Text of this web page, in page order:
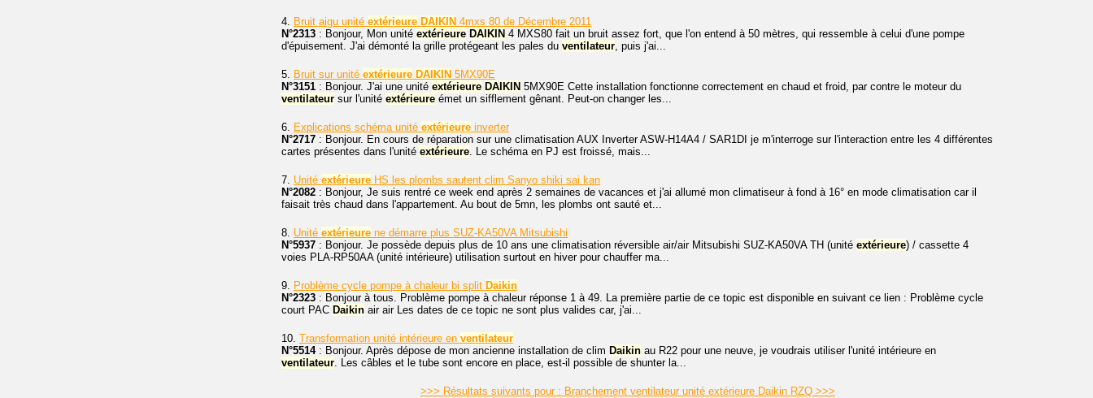
4. Bruit aigu unité extérieure DAIKIN 4mxs 80 de Décembre 2011
N°2313 : Bonjour, Mon unité extérieure DAIKIN 4 MXS80 fait un bruit assez fort, que l'on entend à 50 mètres, qui ressemble à celui d'une pompe
d'épuisement. J'ai démonté la grille protégeant les pales du ventilateur, puis j'ai...
5. Bruit sur unité extérieure DAIKIN 5MX90E
N°3151 : Bonjour. J'ai une unité extérieure DAIKIN 5MX90E Cette installation fonctionne correctement en chaud et froid, par contre le moteur du
ventilateur sur l'unité extérieure émet un sifflement gênant. Peut-on changer les...
6. Explications schéma unité extérieure inverter
N°2717 : Bonjour. En cours de réparation sur une climatisation AUX Inverter ASW-H14A4 / SAR1DI je m'interroge sur l'interaction entre les 4 différentes
cartes présentes dans l'unité extérieure. Le schéma en PJ est froissé, mais...
7. Unité extérieure HS les plombs sautent clim Sanyo shiki sai kan
N°2082 : Bonjour, Je suis rentré ce week end après 2 semaines de vacances et j'ai allumé mon climatiseur à fond à 16° en mode climatisation car il
faisait très chaud dans l'appartement. Au bout de 5mn, les plombs ont sauté et...
8. Unité extérieure ne démarre plus SUZ-KA50VA Mitsubishi
N°5937 : Bonjour. Je possède depuis plus de 10 ans une climatisation réversible air/air Mitsubishi SUZ-KA50VA TH (unité extérieure) / cassette 4
voies PLA-RP50AA (unité intérieure) utilisation surtout en hiver pour chauffer ma...
9. Problème cycle pompe à chaleur bi split Daikin
N°2323 : Bonjour à tous. Problème pompe à chaleur réponse 1 à 49. La première partie de ce topic est disponible en suivant ce lien : Problème cycle
court PAC Daikin air air Les dates de ce topic ne sont plus valides car, j'ai...
10. Transformation unité intérieure en ventilateur
N°5514: Bonjour. Après dépose de mon ancienne installation de clim Daikin au R22 pour une neuve, je voudrais utiliser l'unité intérieure en
ventilateur. Les câbles et le tube sont encore en place, est-il possible de shunter la...
>>> Résultats suivants pour : Branchement ventilateur unité extérieure Daikin RZQ >>>